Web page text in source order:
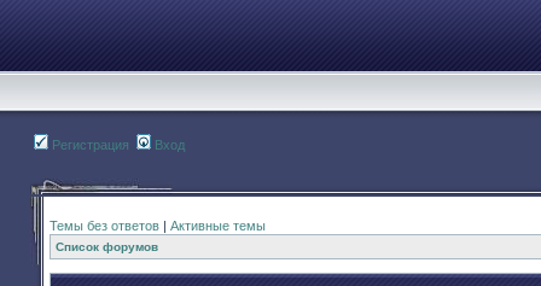
Регистрация Вход
Темы без ответов | Активные темы
Список форумов